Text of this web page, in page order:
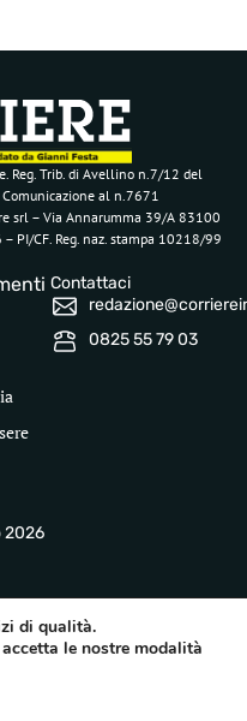
Reg. Trib. di Avellino n.7/12 del
al n.7671
srl – Via Annarumma 39/A 83100
PI/CF. Reg. naz. stampa 10218/99
2026
Contattaci
0825 55 79 03
di qualità.
le nostre modalità